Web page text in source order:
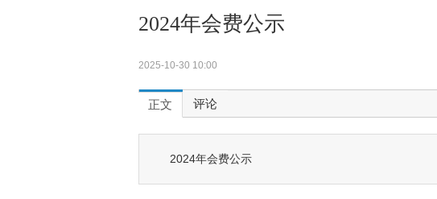
2024年会费公示
2025-10-30 10:00
正文 评论
2024年会费公示